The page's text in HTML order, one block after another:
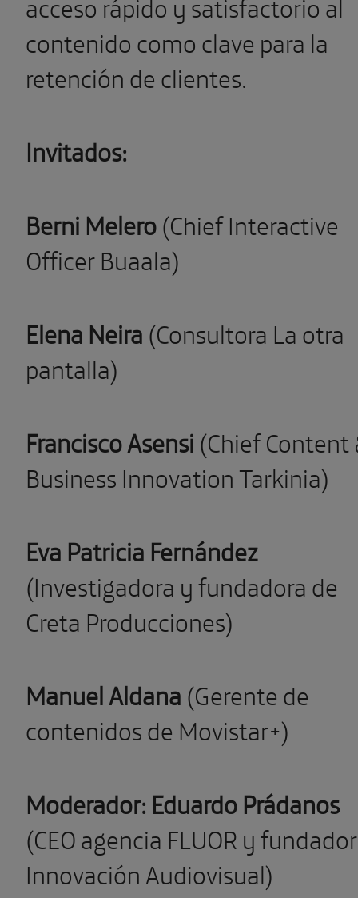
contenido como clave para la
retención de clientes.
Invitados:
Berni Melero(Chief Interactive
Officer Buaala)
Elena Neira(Consultora La otra
pantalla)
Francisco Asensi(Chief Content
Business Innovation Tarkinia)
Eva Patricia Fernández
(Investigadora y fundadora de
Creta Producciones)
Manuel Aldana(Gerente de
contenidos de Movistar+)
Moderador: Eduardo Prádanos
(CEO agencia FLUOR y fundador
Innovación Audiovisual)